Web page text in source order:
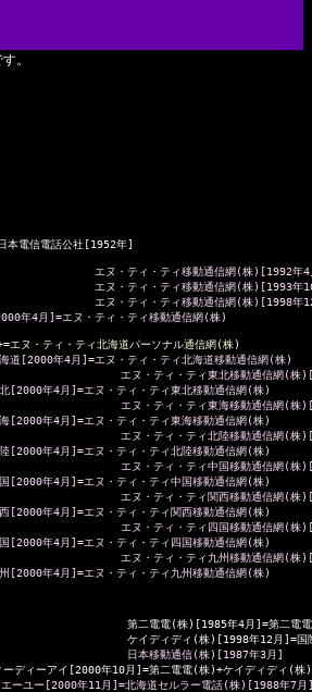
。
エヌ・ティ・ティ移動通信網(株)[1992年4
エヌ・ティ・ティ移動通信網(株)[1993年
エヌ・ティ・ティ移動通信網(株)[1998年
エヌ・ティ・ティ北海道パーソナル通信網(株)
道[2000年4月]=エヌ・ティ・ティ北海道移動通信網(株)
エヌ・ティ・ティ東北移動通信網(株
[2000年4月]=エヌ・ティ・ティ東北移動通信網(株)
エヌ・ティ・ティ東海移動通信網(株
[2000年4月]=エヌ・ティ・ティ東海移動通信網(株)
エヌ・ティ・ティ北陸移動通信網(株
[2000年4月]=エヌ・ティ・ティ北陸移動通信網(株)
エヌ・ティ・ティ中国移動通信網(株
[2000年4月]=エヌ・ティ・ティ中国移動通信網(株)
エヌ・ティ・ティ関西移動通信網(株
[2000年4月]=エヌ・ティ・ティ関西移動通信網(株)
エヌ・ティ・ティ四国移動通信網(株
[2000年4月]=エヌ・ティ・ティ四国移動通信網(株)
エヌ・ティ・ティ九州移動通信網(株
第二電電(株)[1985年4月]=第二電
ケイディディ(株)[1998年12月]=国
日本移動通信(株)[1987年3月]
ディーアイ[2000年10月]=第二電電(株)+ケイディディ(株)
ユー[2000年11月]=北海道セルラー電話(株)[1988年7月